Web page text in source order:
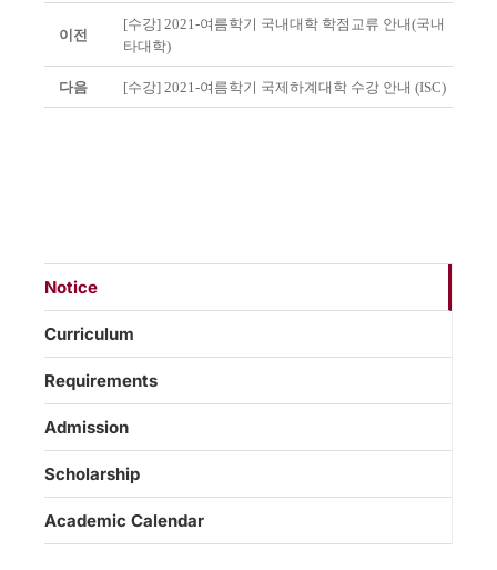
이전
[수강] 2021-여름학기 국내대학 학점교류 안내(국내
타대학)
다음 [수강] 2021-여름학기 국제하계대학 수강 안내 (ISC)
Notice
Curriculum
Requirements
Admission
Scholarship
Academic Calendar